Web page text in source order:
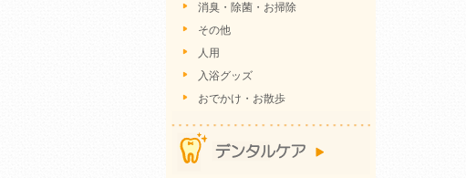
消臭・除菌・お掃除
その他
人用
入浴グッズ
おでかけ・お散歩